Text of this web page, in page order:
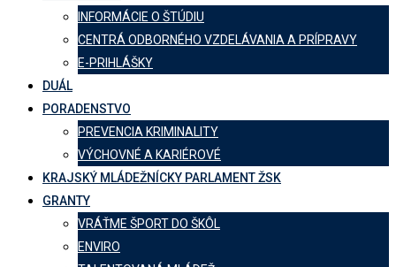
INFORMÁCIE O ŠTÚDIU
CENTRÁ ODBORNÉHO VZDELÁVANIA A PRÍPRAVY
E-PRIHLÁŠKY
DUÁL
PORADENSTVO
PREVENCIA KRIMINALITY
VÝCHOVNÉ A KARIÉROVÉ
KRAJSKÝ MLÁDEŽNÍCKY PARLAMENT ŽSK
GRANTY
VRÁŤME ŠPORT DO ŠKÔL
ENVIRO